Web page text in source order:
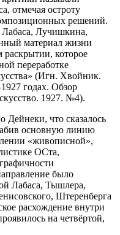
отмечая остроту
решений.
Лучишкина,
материал жизни
раскрытии, которое
переработке
(Игн. Хвойник.
годах. Обзор
1927. №4).
Дейнеки, что сказалось
основную линию
«живописной»,
ОСта,
было
Лабаса, Тышлера,
Штеренберга
расхождение внутри
на четвёртой,